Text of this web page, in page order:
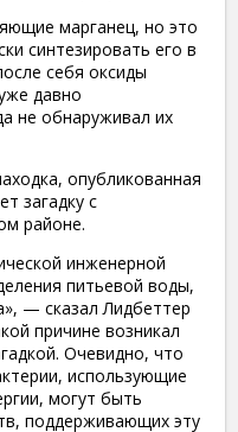
марганец, но это
синтезировать его в
себя оксиды
давно
не обнаруживал их
опубликованная
загадку с
районе.
инженерной
питьевой воды,
— сказал Лидбеттер
причине возникал
Очевидно, что
использующие
могут быть
поддерживающих эту